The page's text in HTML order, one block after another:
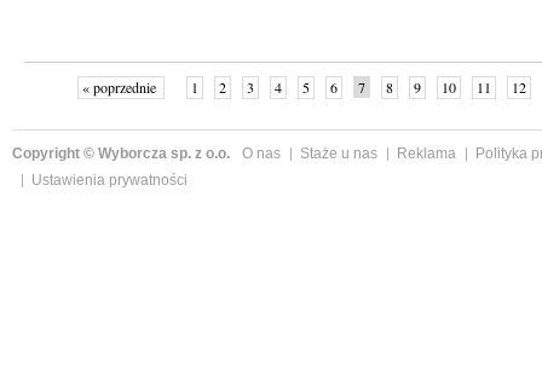
« poprzednie 1 2 3 4 5 6 7 8 9 10 11 12
Copyright © Wyborcza sp. z o.o. O nas Staże u nas Reklama
Polityka
Ustawienia prywatności